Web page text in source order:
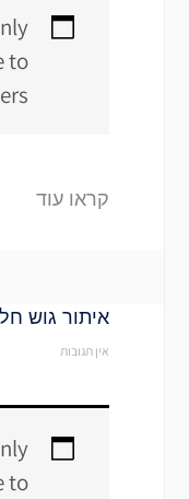
to
קראו עוד
איתור גוש
אין תגובות
to